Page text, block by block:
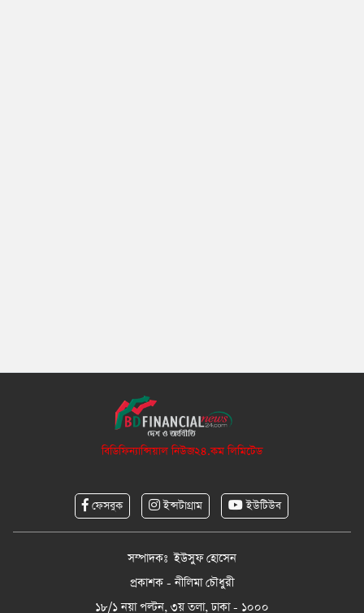
বিডিফিন্যান্সিয়াল নিউজ২৪.কম লিমিটেড
ফেসবুক ইন্সটাগ্রাম ইউটিউব
সম্পাদকঃ ইউসুফ হোসেন
প্রকাশক - নীলিমা চৌধুরী
১৮/১ নয়া পল্টন, ৩য় তলা, ঢাকা - ১০০০